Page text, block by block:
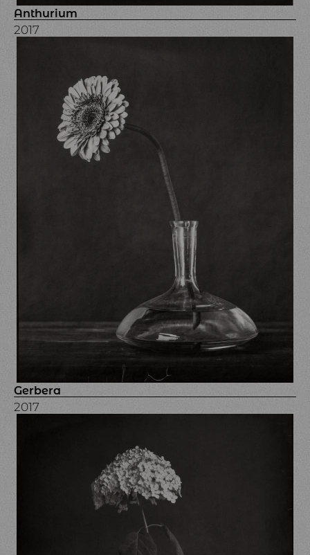
Anthurium
2017
Gerbera
2017